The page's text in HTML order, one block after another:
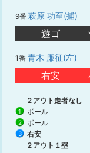
9番 萩原 功至(捕)
遊ゴ
1番 青木 廉征(左)
右安
２アウト走者なし
1 ボール
2 ボール
3
右安
２アウト１塁